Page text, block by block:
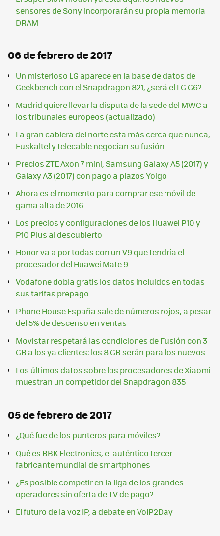
sensores de Sony incorporarán su propia memoria
DRAM
06 de febrero de 2017
Un misterioso LG aparece en la base de datos de
Geekbench con el Snapdragon 821, ¿será el LG G6?
Madrid quiere llevar la disputa de la sede del MWC a
los tribunales europeos (actualizado)
La gran cablera del norte esta más cerca que nunca,
Euskaltel y telecable negocian su fusión
Precios ZTE Axon 7 mini, Samsung Galaxy A5 (2017) y
Galaxy A3 (2017) con pago a plazos Yoigo
Ahora es el momento para comprar ese móvil de
gama alta de 2016
Los precios y configuraciones de los Huawei P10 y
P10 Plus al descubierto
Honor va a por todas con un V9 que tendría el
procesador del Huawei Mate 9
Vodafone dobla gratis los datos incluidos en todas
sus tarifas prepago
Phone House España sale de números rojos, a pesar
del 5% de descenso en ventas
Movistar respetará las condiciones de Fusión con 3
GB a los ya clientes: los 8 GB serán para los nuevos
Los últimos datos sobre los procesadores de Xiaomi
muestran un competidor del Snapdragon 835
05 de febrero de 2017
¿Qué fue de los punteros para móviles?
Qué es BBK Electronics, el auténtico tercer
fabricante mundial de smartphones
¿Es posible competir en la liga de los grandes
operadores sin oferta de TV de pago?
El futuro de la voz IP, a debate en VoIP2Day